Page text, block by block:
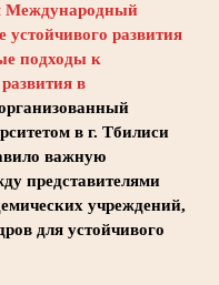
Международный
развития
подходы к
в
в г. Тбилиси
важную
представителями
учреждений,
для устойчивого